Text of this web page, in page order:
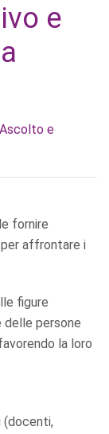
e
Ascolto e
fornire
affrontare i
figure
persone
la loro